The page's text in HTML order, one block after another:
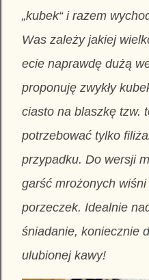
„kubek“ i razem
Was zależy jakiej
ecie naprawdę dużą
proponuję zwykły
ciasto na blaszkę tzw.
potrzebować tylko
przypadku. Do wersji
garść mrożonych
porzeczek. Idealnie
śniadanie, koniecznie
ulubionej kawy!